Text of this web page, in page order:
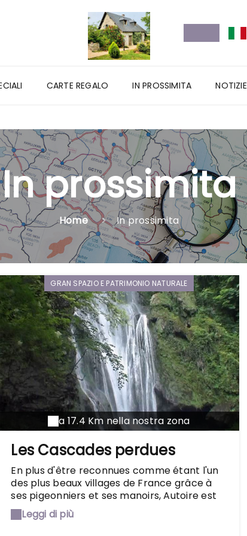
CARTE REGALO IN PROSSIMITA NOTIZIE
In prossimita
Home In prossimita
GRAN SPAZIO E PATRIMONIO NATURALE
a 17.4 Km nella nostra zona
Les Cascades perdues
En plus d'être reconnues comme étant l'un
des plus beaux villages de France grâce à
ses pigeonniers et ses manoirs, Autoire est
célèbre pour ses cascades. Enfouies dans la
forêt environnante, les cascades de 30
Leggi di più